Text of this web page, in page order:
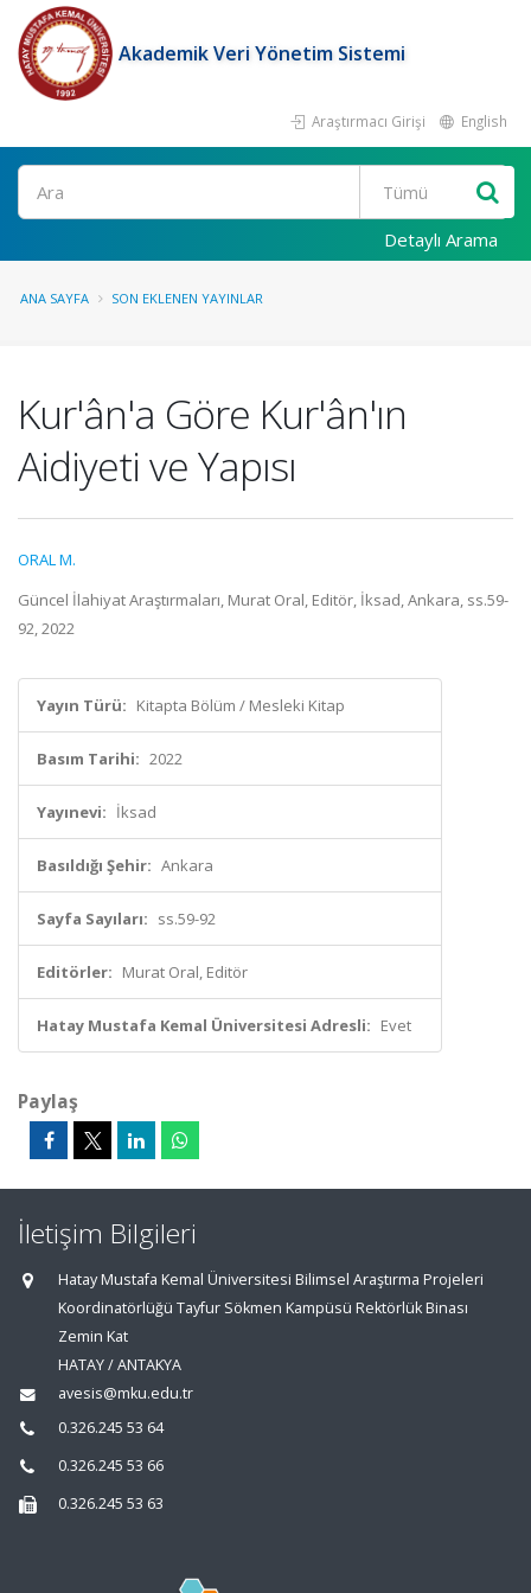
Akademik Veri Yönetim Sistemi
Araştırmacı Girişi English
Ara
Detaylı Arama
ANA SAYFA SON EKLENEN YAYINLAR
Kur'ân'a Göre Kur'ân'ın
Aidiyeti ve Yapısı
ORAL M.
Güncel İlahiyat Araştırmaları, Murat Oral, Editör, İksad, Ankara, ss.59-
92, 2022
Yayın Türü: Kitapta Bölüm / Mesleki Kitap
Basım Tarihi: 2022
Yayınevi: İksad
Basıldığı Şehir: Ankara
Sayfa Sayıları: ss.59-92
Editörler: Murat Oral, Editör
Hatay Mustafa Kemal Üniversitesi Adresli: Evet
Paylaş
İletişim Bilgileri
Hatay Mustafa Kemal Üniversitesi Bilimsel Araştırma Projeleri
Koordinatörlüğü Tayfur Sökmen Kampüsü Rektörlük Binası
Zemin Kat
HATAY / ANTAKYA
avesis@mku.edu.tr
0.326.245 53 64
0.326.245 53 66
0.326.245 53 63